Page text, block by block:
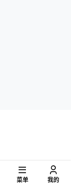
菜单 我的